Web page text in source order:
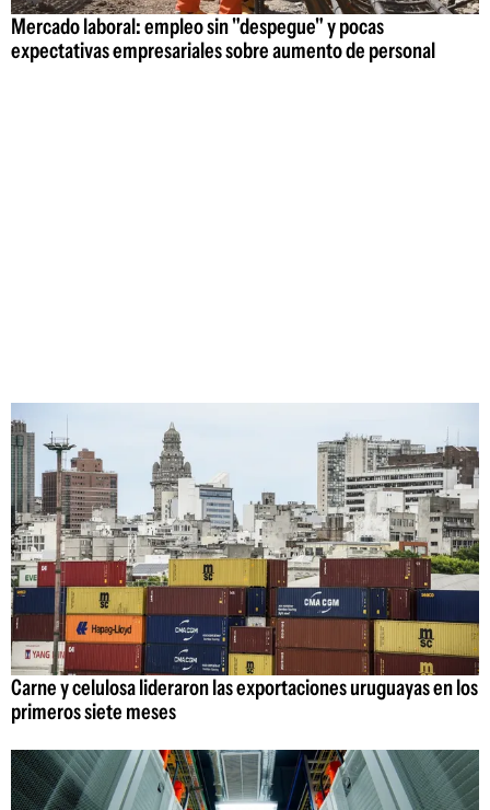
Mercado laboral: empleo sin "despegue" y pocas
expectativas empresariales sobre aumento de personal
Carne y celulosa lideraron las exportaciones uruguayas en los
primeros siete meses